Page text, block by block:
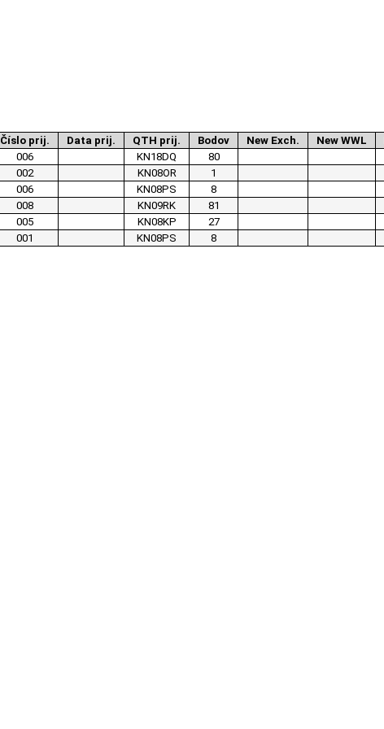
Číslo prij. Data prij. QTH prij. Bodov New Exch. New WWL
006 KN18DQ
80
002 KN08OR
1
006 KN08PS
8
008 KN09RK
81
005 KN08KP
27
001 KN08PS 8